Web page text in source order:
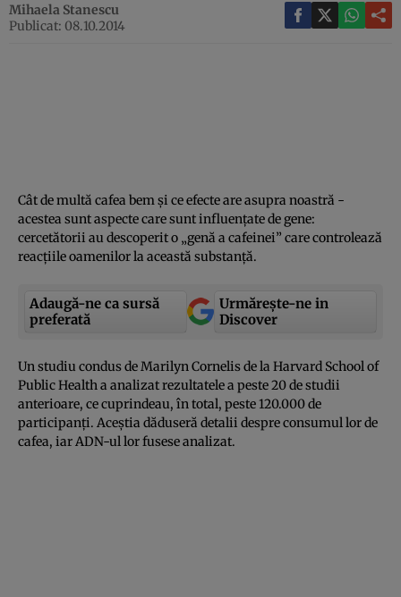
Mihaela Stanescu
Publicat: 08.10.2014
Cât de multă cafea bem şi ce efecte are asupra noastră -
acestea sunt aspecte care sunt influenţate de gene:
cercetătorii au descoperit o „genă a cafeinei” care controlează
reacţiile oamenilor la această substanţă.
Adaugă-ne ca sursă
preferată
Urmărește-ne in
Discover
Un studiu condus de Marilyn Cornelis de la Harvard School of
Public Health a analizat rezultatele a peste 20 de studii
anterioare, ce cuprindeau, în total, peste 120.000 de
participanţi. Aceştia dăduseră detalii despre consumul lor de
cafea, iar ADN-ul lor fusese analizat.